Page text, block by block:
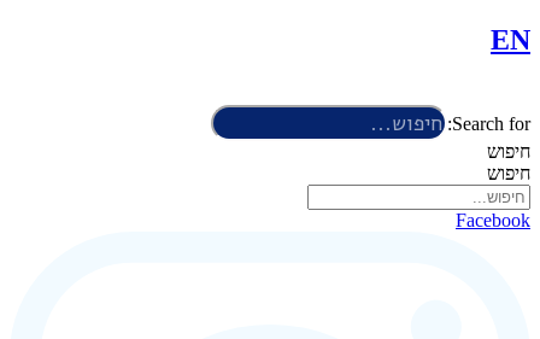
EN
Search for:
חיפוש
חיפוש
Facebook